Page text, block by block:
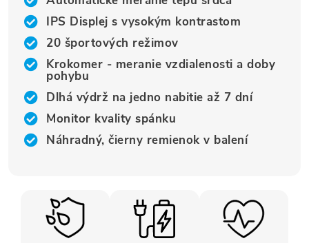
IPS Displej s vysokým kontrastom
20 športových režimov
Krokomer - meranie vzdialenosti a doby
pohybu
Dlhá výdrž na jedno nabitie až 7 dní
Monitor kvality spánku
Náhradný, čierny remienok v balení